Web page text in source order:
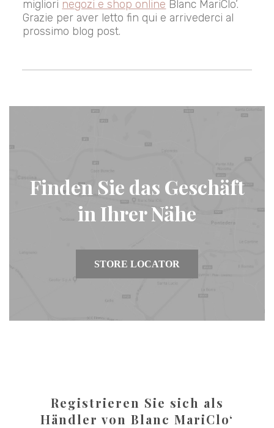
migliori negozi e shop online Blanc MariClo’.
Grazie per aver letto fin qui e arrivederci al
prossimo blog post.
Finden Sie das Geschäft
in Ihrer Nähe
STORE LOCATOR
Registrieren Sie sich als
Händler von Blanc MariClo‘